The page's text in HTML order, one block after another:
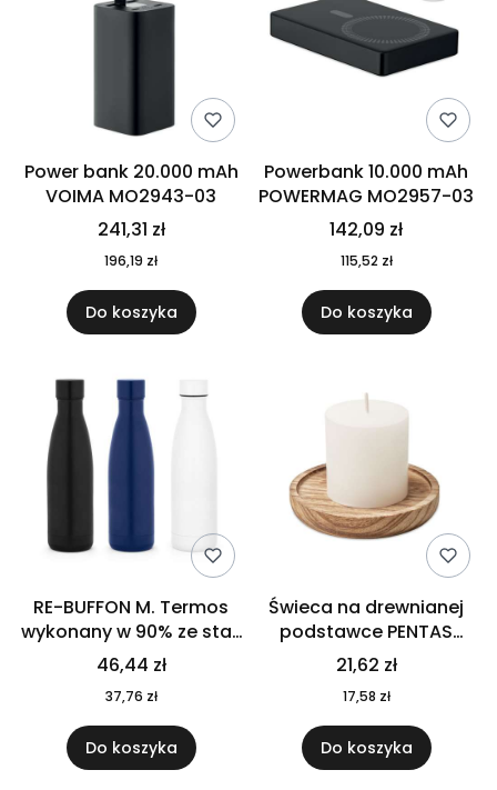
Power bank 20.000 mAh
VOIMA MO2943-03
241,31 zł
196,19 zł
Do koszyka
Powerbank 10.000 mAh
POWERMAG MO2957-03
142,09 zł
115,52 zł
Do koszyka
RE-BUFFON M. Termos
wykonany w 90% ze stali
nierdzewnej
pochodzącej z
recyklingu 520 ml 94294
46,44 zł
37,76 zł
Do koszyka
Świeca na drewnianej
podstawce PENTAS
MO6282-40
21,62 zł
17,58 zł
Do koszyka